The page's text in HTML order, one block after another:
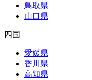
鳥取県
山口県
四国
愛媛県
香川県
高知県